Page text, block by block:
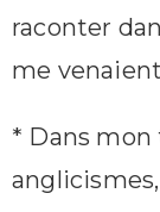
raconter
me
* Dans mon